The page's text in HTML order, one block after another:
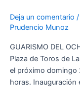
Deja un comentario /
Prudencio Munoz
GUARISMO DEL
Plaza de Toros de
el próximo domingo
horas. Inauguración
abril
en
la
Sala
Antonio
Bienvenida